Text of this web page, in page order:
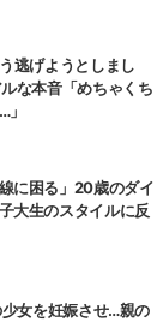
逃げようとしまし
な本音「めちゃくち
に困る」20歳のダイ
大生のスタイルに反
女を妊娠させ…親の